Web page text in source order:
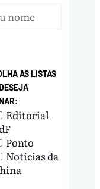
AS LISTAS
Editorial
Ponto
Notícias da